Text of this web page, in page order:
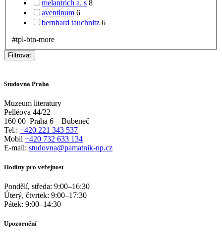
melantrich a. s 8
aventinum 6
bernhard tauchnitz 6
#tpl-btn-more
Filtrovat
Studovna Praha
Muzeum literatury
Pelléova 44/22
160 00 Praha 6 – Bubeneč
Tel.: +420 221 343 537
Mobil +420 732 633 134
E-mail: studovna@pamatnik-np.cz
Hodiny pro veřejnost
Pondělí, středa: 9:00–16:30
Úterý, čtvrtek: 9:00–17:30
Pátek: 9:00–14:30
Upozornění